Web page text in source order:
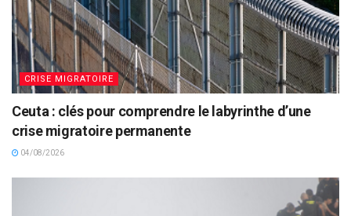
CRISE MIGRATOIRE
Ceuta : clés pour comprendre le labyrinthe d’une
crise migratoire permanente
04/08/2026